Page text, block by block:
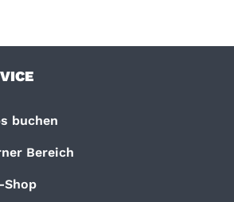
buchen
Bereich
Shop